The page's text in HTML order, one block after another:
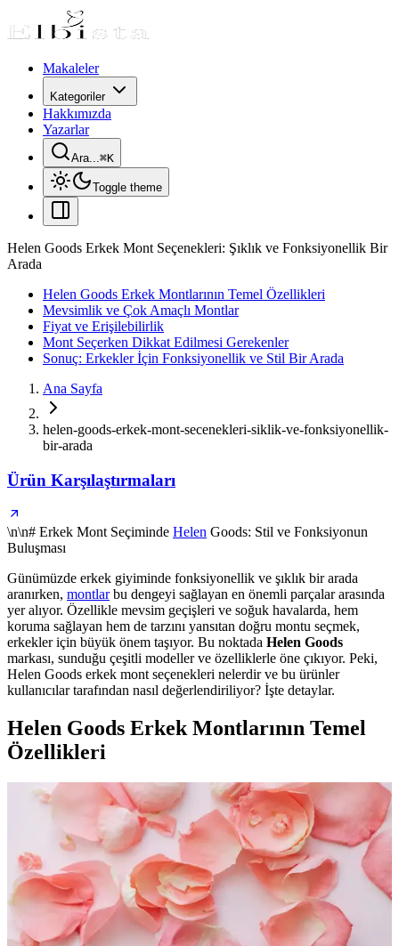
Makaleler
Kategoriler
Hakkımızda
Yazarlar
Ara...⌘K
Toggle theme
Helen Goods Erkek Mont Seçenekleri: Şıklık ve Fonksiyonellik Bir
Arada
Helen Goods Erkek Montlarının Temel Özellikleri
Mevsimlik ve Çok Amaçlı Montlar
Fiyat ve Erişilebilirlik
Mont Seçerken Dikkat Edilmesi Gerekenler
Sonuç: Erkekler İçin Fonksiyonellik ve Stil Bir Arada
Ana Sayfa
helen-goods-erkek-mont-secenekleri-siklik-ve-fonksiyonellik-
bir-arada
Ürün Karşılaştırmaları
\n\n# Erkek Mont Seçiminde Helen Goods: Stil ve Fonksiyonun
Buluşması
Günümüzde erkek giyiminde fonksiyonellik ve şıklık bir arada
aranırken, montlarbu dengeyi sağlayan en önemli parçalar arasında
yer alıyor. Özellikle mevsim geçişleri ve soğuk havalarda, hem
koruma sağlayan hem de tarzını yansıtan doğru montu seçmek,
erkekler için büyük önem taşıyor. Bu noktada Helen Goods
markası, sunduğu çeşitli modeller ve özelliklerle öne çıkıyor. Peki,
Helen Goods erkek mont seçenekleri nelerdir ve bu ürünler
kullanıcılar tarafından nasıl değerlendiriliyor? İşte detaylar.
Helen Goods Erkek Montlarının Temel
Özellikleri